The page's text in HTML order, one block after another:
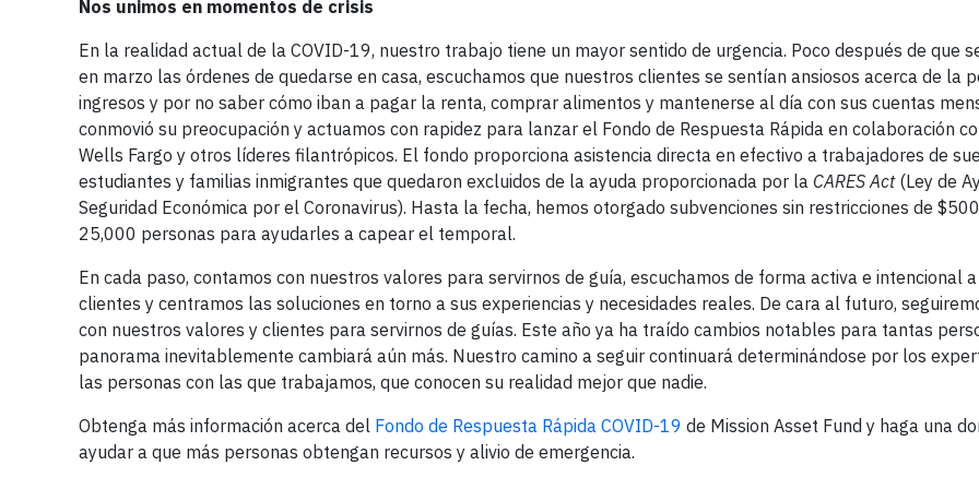
Nos unimos en momentos de crisis
En la realidad actual de la COVID-19, nuestro trabajo tiene un mayor sentido de urgencia. Poco después de que
en marzo las órdenes de quedarse en casa, escuchamos que nuestros clientes se sentían ansiosos acerca de la
ingresos y por no saber cómo iban a pagar la renta, comprar alimentos y mantenerse al día con sus cuentas
conmovió su preocupación y actuamos con rapidez para lanzar el Fondo de Respuesta Rápida en colaboración
Wells Fargo y otros líderes filantrópicos. El fondo proporciona asistencia directa en efectivo a trabajadores de
estudiantes y familias inmigrantes que quedaron excluidos de la ayuda proporcionada por la CARES Act(Ley de
Seguridad Económica por el Coronavirus). Hasta la fecha, hemos otorgado subvenciones sin restricciones de
25,000 personas para ayudarles a capear el temporal.
En cada paso, contamos con nuestros valores para servirnos de guía, escuchamos de forma activa e intencional
clientes y centramos las soluciones en torno a sus experiencias y necesidades reales. De cara al futuro,
con nuestros valores y clientes para servirnos de guías. Este año ya ha traído cambios notables para tantas
panorama inevitablemente cambiará aún más. Nuestro camino a seguir continuará determinándose por los
las personas con las que trabajamos, que conocen su realidad mejor que nadie.
Obtenga más información acerca del Fondo de Respuesta Rápida COVID-19 de Mission Asset Fund y haga una
ayudar a que más personas obtengan recursos y alivio de emergencia.